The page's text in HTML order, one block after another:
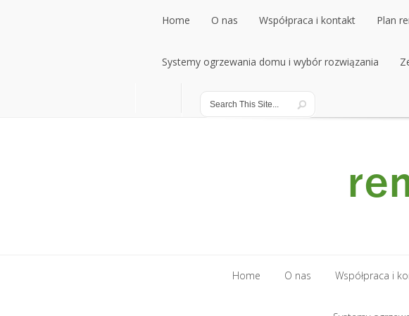
Home
Home
O nas
O nas
Współpraca i kontakt
Współpraca i kontakt
Plan
Plan
Systemy ogrzewania domu i wybór rozwiązania
Systemy ogrzewania domu i wybór rozwiązania
Home O nas Współpraca i